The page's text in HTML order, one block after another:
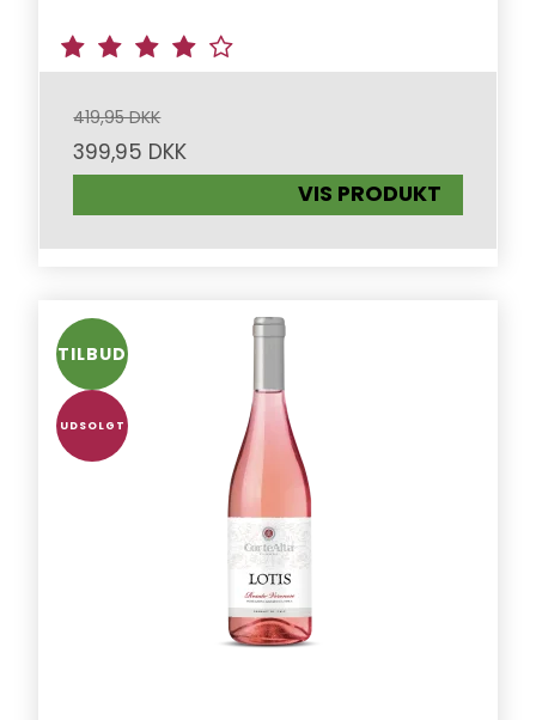
419,95 DKK
399,95 DKK
VIS PRODUKT
TILBUD
UDSOLGT